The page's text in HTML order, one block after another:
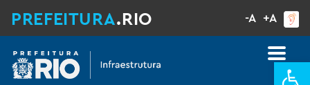
PREFEITURA.RIO -A +A